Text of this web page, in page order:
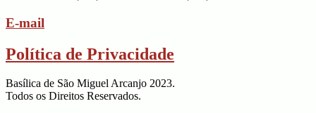
E-mail
Política de Privacidade
Basílica de São Miguel Arcanjo 2023.
Todos os Direitos Reservados.